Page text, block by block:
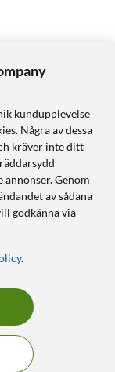
kundupplevelse
Några av dessa
kräver inte ditt
annonser. Genom
av sådana
godkänna via
.